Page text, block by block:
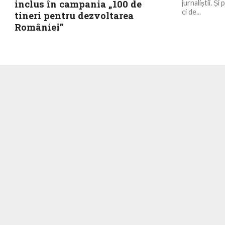
inclus în campania „100 de
tineri pentru dezvoltarea
României”
jurnaliștii. Și
ci de...